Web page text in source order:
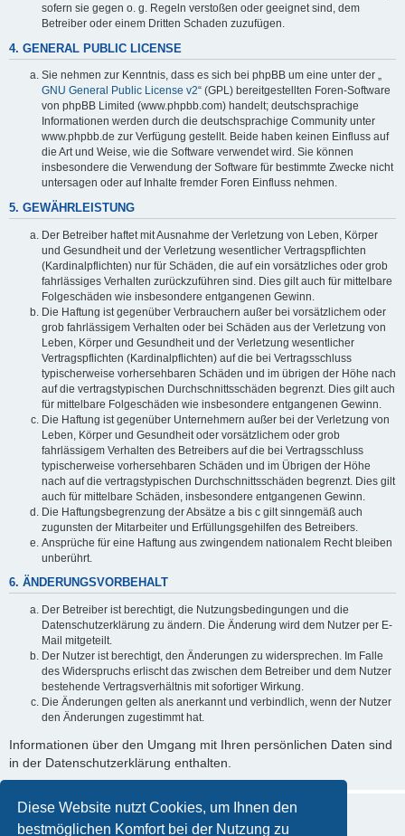
Diese Website nutzt Cookies, um Ihnen den
bestmöglichen Komfort bei der Nutzung zu
sofern sie gegen o. g. Regeln verstoßen oder geeignet sind, dem
Betreiber oder einem Dritten Schaden zuzufügen.
4. GENERAL PUBLIC LICENSE
Sie nehmen zur Kenntnis, dass es sich bei phpBB um eine unter der „
GNU General Public License v2“ (GPL) bereitgestellten Foren-Software
von phpBB Limited (www.phpbb.com) handelt; deutschsprachige
Informationen werden durch die deutschsprachige Community unter
www.phpbb.de zur Verfügung gestellt. Beide haben keinen Einfluss auf
die Art und Weise, wie die Software verwendet wird. Sie können
insbesondere die Verwendung der Software für bestimmte Zwecke nicht
untersagen oder auf Inhalte fremder Foren Einfluss nehmen.
5. GEWÄHRLEISTUNG
Der Betreiber haftet mit Ausnahme der Verletzung von Leben, Körper
und Gesundheit und der Verletzung wesentlicher Vertragspflichten
(Kardinalpflichten) nur für Schäden, die auf ein vorsätzliches oder grob
fahrlässiges Verhalten zurückzuführen sind. Dies gilt auch für mittelbare
Folgeschäden wie insbesondere entgangenen Gewinn.
Die Haftung ist gegenüber Verbrauchern außer bei vorsätzlichem oder
grob fahrlässigem Verhalten oder bei Schäden aus der Verletzung von
Leben, Körper und Gesundheit und der Verletzung wesentlicher
Vertragspflichten (Kardinalpflichten) auf die bei Vertragsschluss
typischerweise vorhersehbaren Schäden und im übrigen der Höhe nach
auf die vertragstypischen Durchschnittsschäden begrenzt. Dies gilt auch
für mittelbare Folgeschäden wie insbesondere entgangenen Gewinn.
Die Haftung ist gegenüber Unternehmern außer bei der Verletzung von
Leben, Körper und Gesundheit oder vorsätzlichem oder grob
fahrlässigem Verhalten des Betreibers auf die bei Vertragsschluss
typischerweise vorhersehbaren Schäden und im Übrigen der Höhe
nach auf die vertragstypischen Durchschnittsschäden begrenzt. Dies gilt
auch für mittelbare Schäden, insbesondere entgangenen Gewinn.
Die Haftungsbegrenzung der Absätze a bis c gilt sinngemäß auch
zugunsten der Mitarbeiter und Erfüllungsgehilfen des Betreibers.
Ansprüche für eine Haftung aus zwingendem nationalem Recht bleiben
unberührt.
6. ÄNDERUNGSVORBEHALT
Der Betreiber ist berechtigt, die Nutzungsbedingungen und die
Datenschutzerklärung zu ändern. Die Änderung wird dem Nutzer per E-
Mail mitgeteilt.
Der Nutzer ist berechtigt, den Änderungen zu widersprechen. Im Falle
des Widerspruchs erlischt das zwischen dem Betreiber und dem Nutzer
bestehende Vertragsverhältnis mit sofortiger Wirkung.
Die Änderungen gelten als anerkannt und verbindlich, wenn der Nutzer
den Änderungen zugestimmt hat.
Informationen über den Umgang mit Ihren persönlichen Daten sind
in der Datenschutzerklärung enthalten.